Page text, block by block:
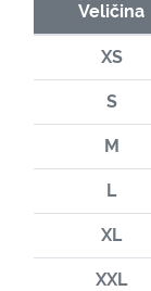
Veličina
XS
S
M
L
XL
XXL